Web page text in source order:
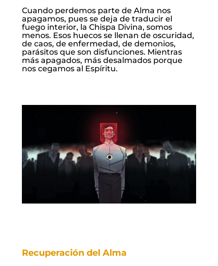
Cuando perdemos parte de Alma nos
apagamos, pues se deja de traducir el
fuego interior, la Chispa Divina, somos
menos. Esos huecos se llenan de oscuridad,
de caos, de enfermedad, de demonios,
parásitos que son disfunciones. Mientras
más apagados, más desalmados porque
nos cegamos al Espíritu.
Recuperación del Alma